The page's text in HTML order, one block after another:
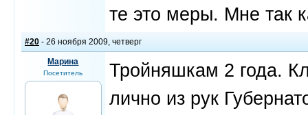
те это меры. Мне так
#20 - 26 ноября 2009, четверг
Марина
Посетитель
Тройняшкам 2 года.
лично из рук